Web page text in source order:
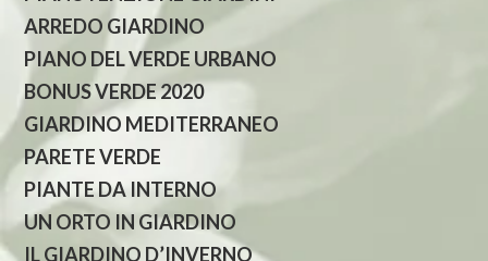
ARREDO GIARDINO
PIANO DEL VERDE URBANO
BONUS VERDE 2020
GIARDINO MEDITERRANEO
PARETE VERDE
PIANTE DA INTERNO
UN ORTO IN GIARDINO
IL GIARDINO D’INVERNO